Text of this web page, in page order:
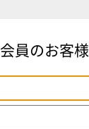
会員のお客様